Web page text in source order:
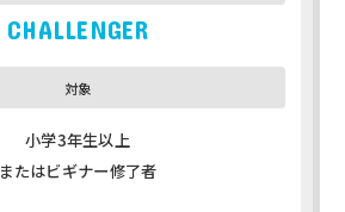
CHALLENGER
小学3年生以上
またはビギナー修了者